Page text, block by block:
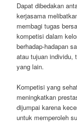
Dapat dibedakan
kerjasama
membagi tugas
kompetisi dalam
berhadap-hadapan
atau tujuan individu,
yang lain.
Kompetisi yang
meningkatkan
dijumpai karena
untuk memperoleh